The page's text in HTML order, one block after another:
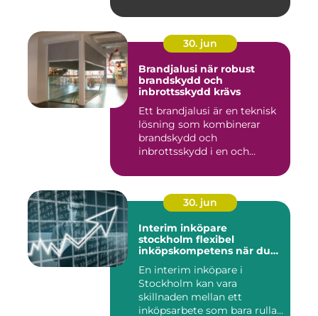
30. jun
Brandjalusi när robust
brandskydd och
inbrottsskydd krävs
Ett brandjalusi är en teknisk
lösning som kombinerar
brandskydd och
inbrottsskydd i en och
30. jun
Interim inköpare
stockholm flexibel
inköpskompetens när du
En interim inköpare i
Stockholm kan vara
skillnaden mellan ett
inköpsarbete som bara rullar